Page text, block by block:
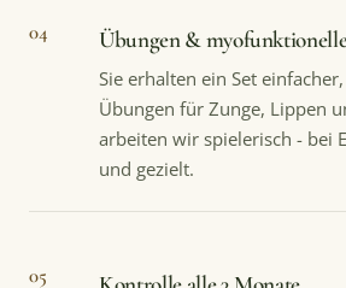
04 Übungen &
Sie erhalten ein Set
Übungen für Zunge, Lippen
arbeiten wir spielerisch - bei
und gezielt.
05